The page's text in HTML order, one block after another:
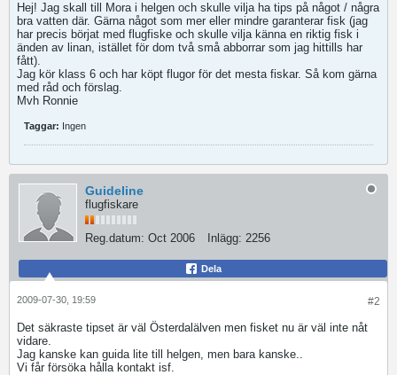
Hej! Jag skall till Mora i helgen och skulle vilja ha tips på något / några
bra vatten där. Gärna något som mer eller mindre garanterar fisk (jag
har precis börjat med flugfiske och skulle vilja känna en riktig fisk i
änden av linan, istället för dom två små abborrar som jag hittills har
fått).
Jag kör klass 6 och har köpt flugor för det mesta fiskar. Så kom gärna
med råd och förslag.
Mvh Ronnie
Taggar: Ingen
Guideline
flugfiskare
Reg.datum: Oct 2006 Inlägg: 2256
Dela
#2
2009-07-30, 19:59
Det säkraste tipset är väl Österdalälven men fisket nu är väl inte nåt
vidare.
Jag kanske kan guida lite till helgen, men bara kanske..
Vi får försöka hålla kontakt isf.